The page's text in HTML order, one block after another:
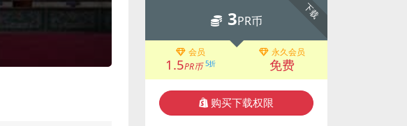
下载
3PR币
会员
1.5PR币 5折
永久会员
免费
购买下载权限